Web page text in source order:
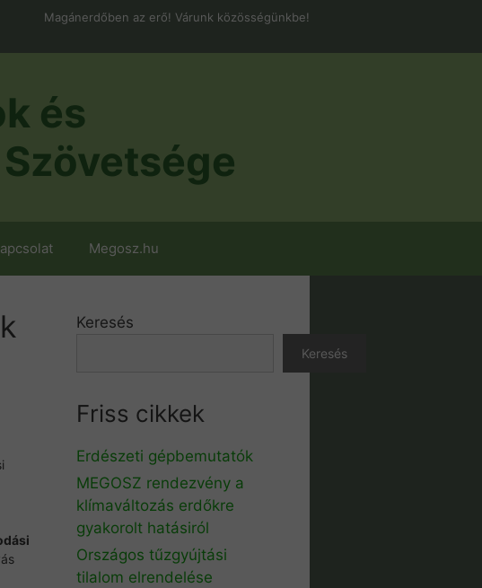
Magánerdőben az erő! Várunk közösségünkbe!
és
Megosz.hu
Keresés
Keresés
Friss cikkek
Erdészeti gépbemutatók
MEGOSZ rendezvény a
klímaváltozás erdőkre
gyakorolt hatásiról
Országos tűzgyújtási
tilalom elrendelése